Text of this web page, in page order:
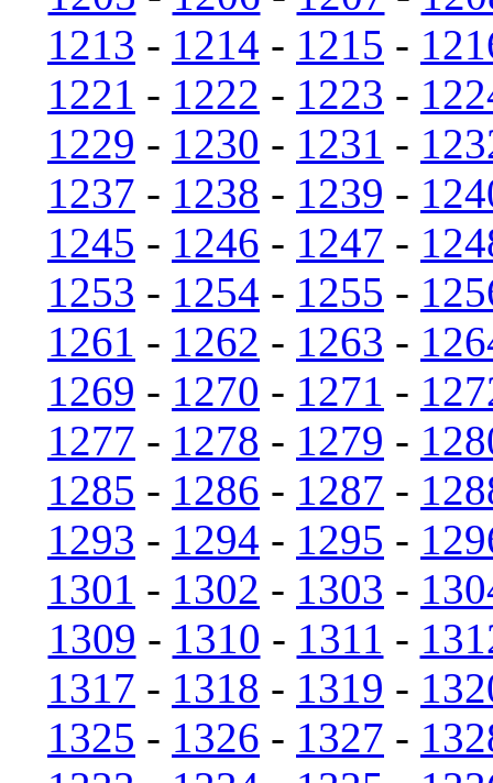
1213 - 1214 - 1215 -
1221 - 1222 - 1223 -
1229 - 1230 - 1231 -
1237 - 1238 - 1239 -
1245 - 1246 - 1247 -
1253 - 1254 - 1255 -
1261 - 1262 - 1263 -
1269 - 1270 - 1271 -
1277 - 1278 - 1279 -
1285 - 1286 - 1287 -
1293 - 1294 - 1295 -
1301 - 1302 - 1303 -
1309 - 1310 - 1311 -
1317 - 1318 - 1319 -
1325 - 1326 - 1327 -